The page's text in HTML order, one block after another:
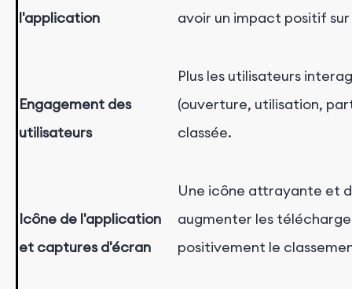
l'application
avoir un impact positif
Engagement des
utilisateurs
Plus les utilisateurs
(ouverture, utilisation,
classée.
Icône de l'application
et captures d'écran
Une icône attrayante et
augmenter les
positivement le